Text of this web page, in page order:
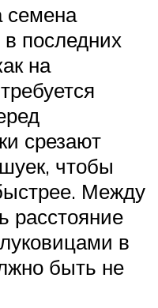
семена
последних
на
срезают
чтобы
Между
расстояние
в
быть не